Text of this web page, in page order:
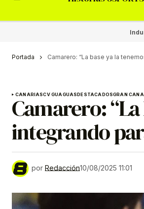
Portada Camarero: “La base ya la
CANARIASCV GUAGUASDESTACADOSGRAN
Camarero:
integrando
por Redacción10/08/2025 11:01